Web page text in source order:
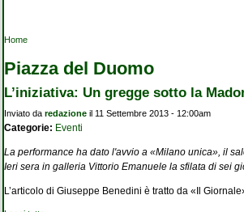
Tu sei qui
Home
Piazza del Duomo
L’iniziativa: Un gregge sotto la
Inviato da redazione il 11 Settembre 2013 - 12:00am
Categorie: Eventi
La performance ha dato l'avvio a «Milano unica», il
Ieri sera in galleria Vittorio Emanuele la sfilata di sei
L’articolo di Giuseppe Benedini è tratto da «Il